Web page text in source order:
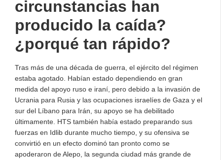
circunstancias han
producido la caída?
¿porqué tan rápido?
Tras más de una década de guerra, el ejército del régimen
estaba agotado. Habían estado dependiendo en gran
medida del apoyo ruso e iraní, pero debido a la invasión de
Ucrania para Rusia y las ocupaciones israelíes de Gaza y el
sur del Líbano para Irán, su apoyo se ha debilitado
últimamente. HTS también había estado preparando sus
fuerzas en Idlib durante mucho tiempo, y su ofensiva se
convirtió en un efecto dominó tan pronto como se
apoderaron de Alepo, la segunda ciudad más grande de